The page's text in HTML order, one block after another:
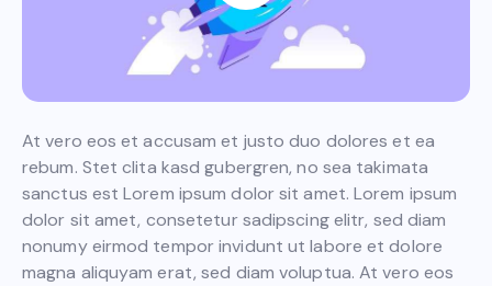
At vero eos et accusam et justo duo dolores et ea
rebum. Stet clita kasd gubergren, no sea takimata
sanctus est Lorem ipsum dolor sit amet. Lorem ipsum
dolor sit amet, consetetur sadipscing elitr, sed diam
nonumy eirmod tempor invidunt ut labore et dolore
magna aliquyam erat, sed diam voluptua. At vero eos